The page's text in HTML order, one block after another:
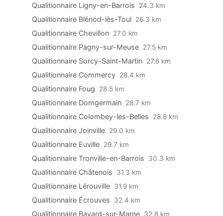
Qualitionnaire Ligny-en-Barrois 24.3 km
Qualitionnaire Blénod-lès-Toul 26.3 km
Qualitionnaire Chevillon 27.0 km
Qualitionnaire Pagny-sur-Meuse 27.5 km
Qualitionnaire Sorcy-Saint-Martin 27.6 km
Qualitionnaire Commercy 28.4 km
Qualitionnaire Foug 28.5 km
Qualitionnaire Domgermain 28.7 km
Qualitionnaire Colombey-les-Belles 28.8 km
Qualitionnaire Joinville 29.0 km
Qualitionnaire Euville 29.7 km
Qualitionnaire Tronville-en-Barrois 30.3 km
Qualitionnaire Châtenois 31.3 km
Qualitionnaire Lérouville 31.9 km
Qualitionnaire Écrouves 32.4 km
Qualitionnaire Bayard-sur-Marne 32.8 km